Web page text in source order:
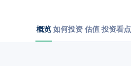
概览 如何投资 估值 投资看点